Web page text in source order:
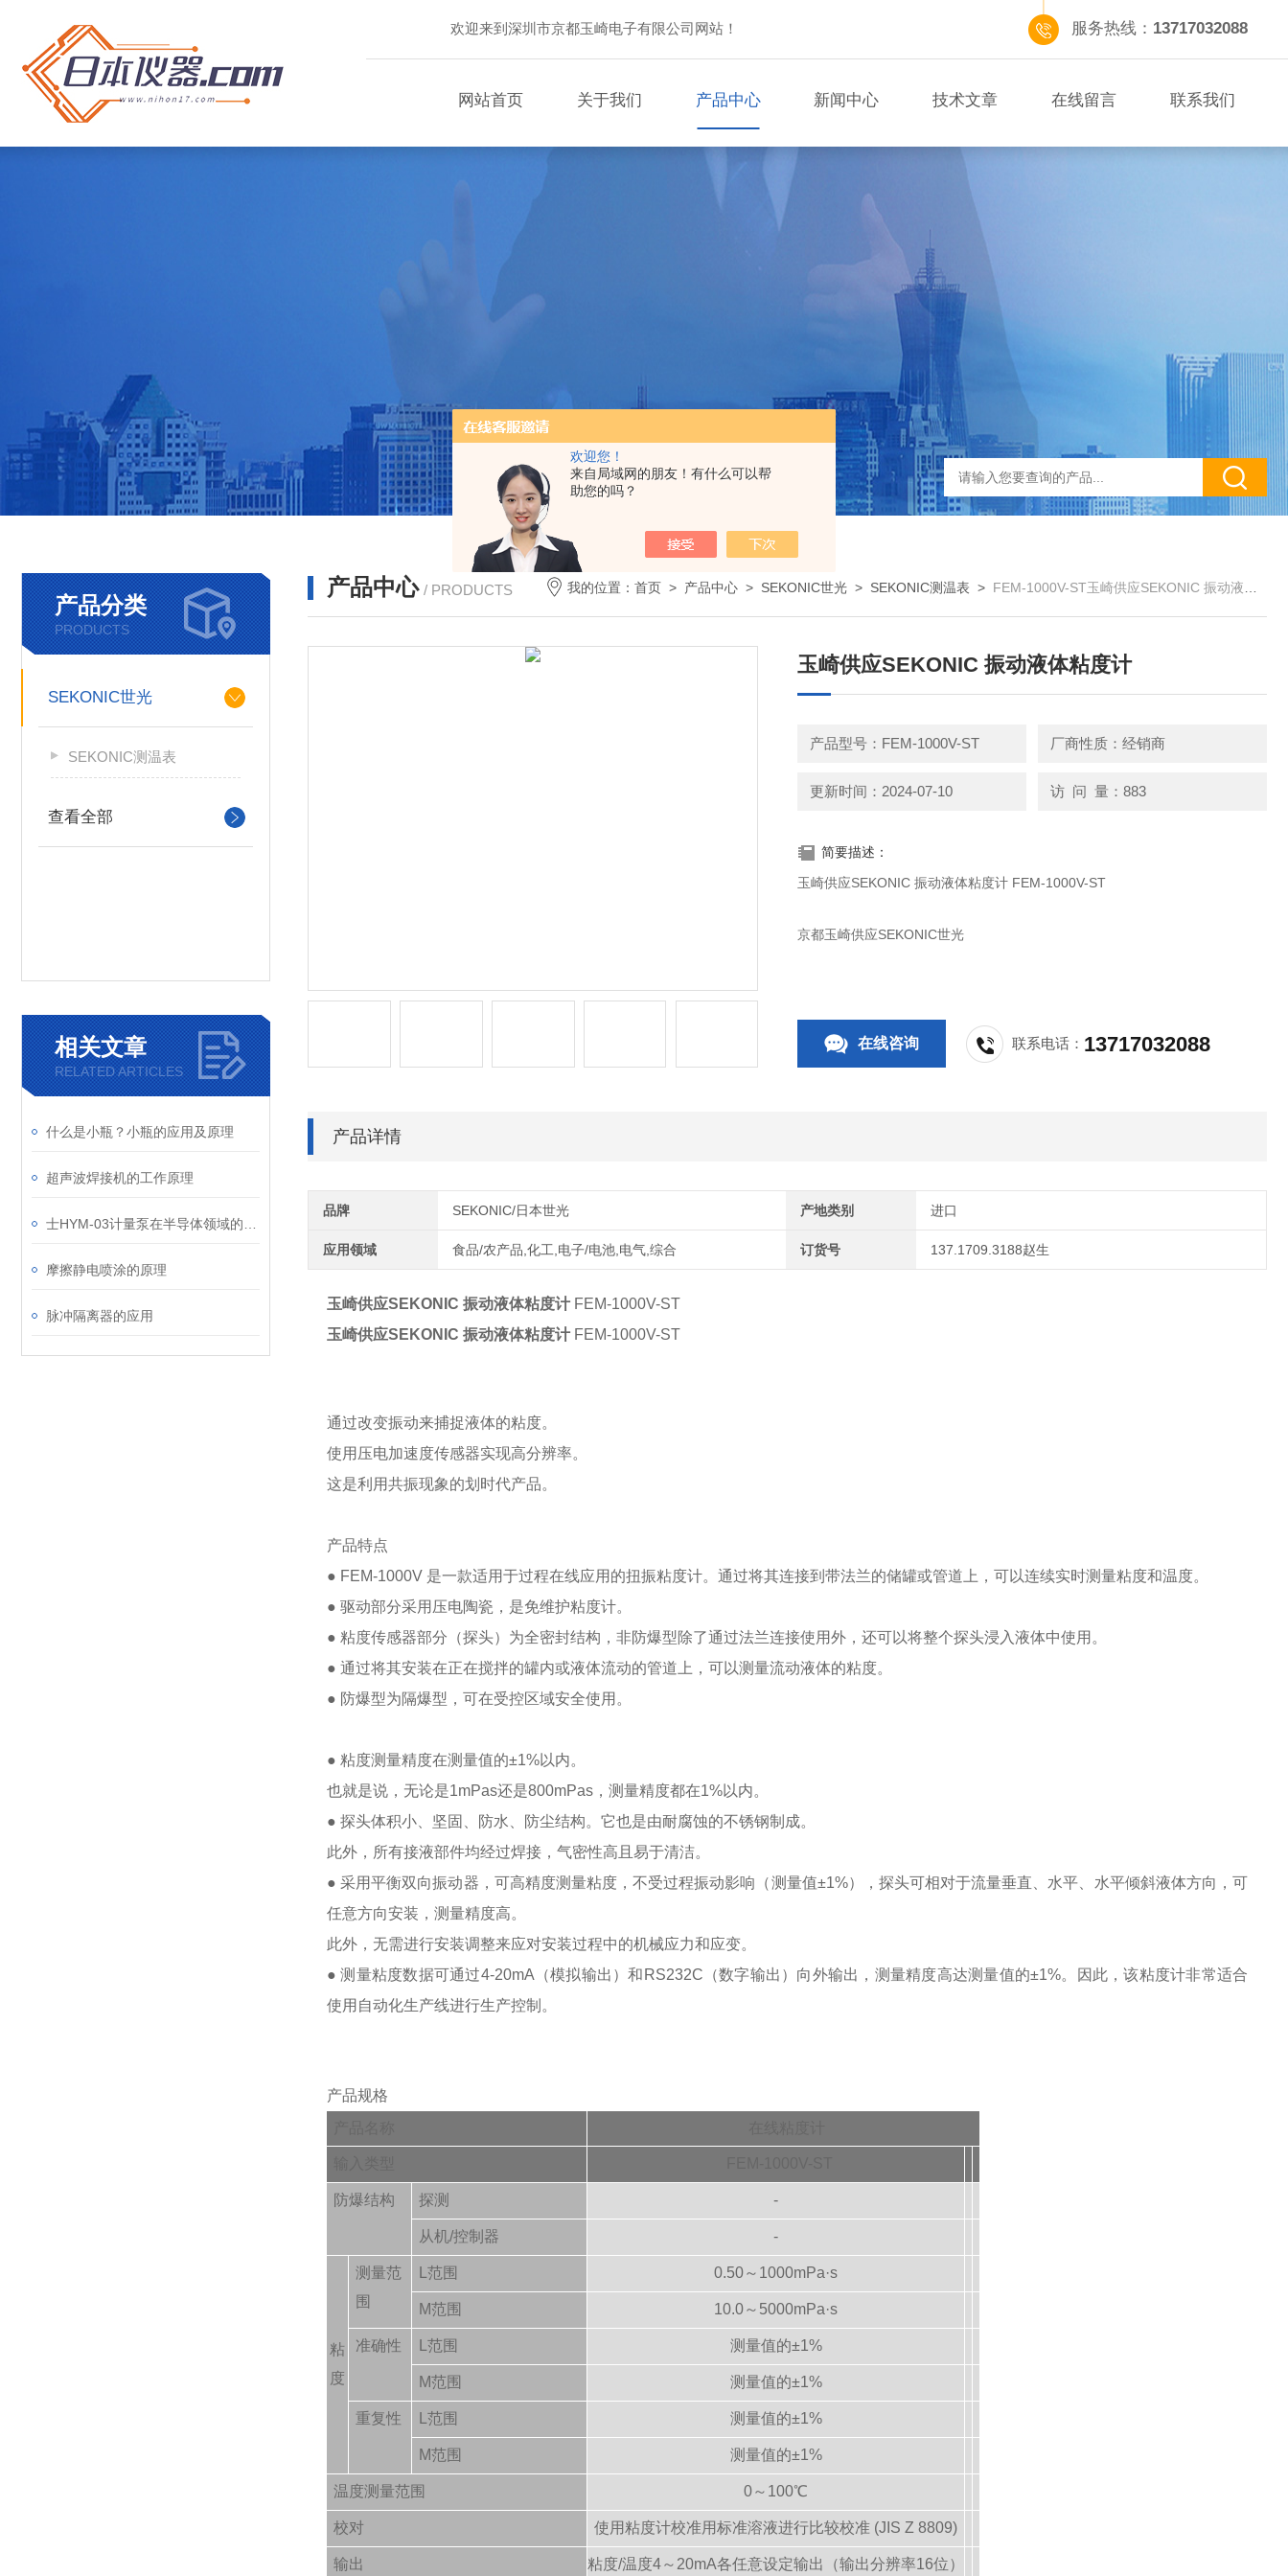
欢迎您！
来自局域网的朋友！有什么可以帮
助您的吗？
欢迎来到深圳市京都玉崎电子有限公司网站！ 服务热线： 13717032088
网站首页 关于我们 产品中心 新闻中心 技术文章 在线留言 联系我们
产品分类
PRODUCTS
SEKONIC世光
SEKONIC测温表
查看全部
相关文章
RELATED ARTICLES
什么是小瓶？小瓶的应用及原理
超声波焊接机的工作原理
摩擦静电喷涂的原理
脉冲隔离器的应用
产品中心 / PRODUCTS 我的位置：首页 > 产品中心 > SEKONIC世光 > SEKONIC测温表 > FEM-1000V-ST玉崎供应SEKONIC 振动液体粘度计
玉崎供应SEKONIC 振动液体粘度计
产品型号：FEM-1000V-ST 厂商性质：经销商
更新时间：2024-07-10 访 问 量：883
简要描述：
玉崎供应SEKONIC 振动液体粘度计 FEM-1000V-ST
京都玉崎供应SEKONIC世光
在线咨询 联系电话： 13717032088
产品详情
品牌 SEKONIC/日本世光 产地类别 进口
应用领域 食品/农产品,化工,电子/电池,电气,综合 订货号 137.1709.3188赵生
玉崎供应SEKONIC 振动液体粘度计 FEM-1000V-ST
玉崎供应SEKONIC 振动液体粘度计 FEM-1000V-ST
通过改变振动来捕捉液体的粘度。
使用压电加速度传感器实现高分辨率。
这是利用共振现象的划时代产品。
产品特点
● FEM-1000V 是一款适用于过程在线应用的扭振粘度计。通过将其连接到带法兰的储罐或管道上，可以连续实时测量粘度和温度。
● 驱动部分采用压电陶瓷，是免维护粘度计。
● 粘度传感器部分（探头）为全密封结构，非防爆型除了通过法兰连接使用外，还可以将整个探头浸入液体中使用。
● 通过将其安装在正在搅拌的罐内或液体流动的管道上，可以测量流动液体的粘度。
● 防爆型为隔爆型，可在受控区域安全使用。
● 粘度测量精度在测量值的±1%以内。
也就是说，无论是1mPas还是800mPas，测量精度都在1%以内。
● 探头体积小、坚固、防水、防尘结构。它也是由耐腐蚀的不锈钢制成。
此外，所有接液部件均经过焊接，气密性高且易于清洁。
● 采用平衡双向振动器，可高精度测量粘度，不受过程振动影响（测量值±1%），探头可相对于流量垂直、水平、水平倾斜液体方向，可
任意方向安装，测量精度高。
此外，无需进行安装调整来应对安装过程中的机械应力和应变。
● 测量粘度数据可通过4-20mA（模拟输出）和RS232C（数字输出）向外输出，测量精度高达测量值的±1%。因此，该粘度计非常适合
使用自动化生产线进行生产控制。
产品规格
防爆结构 探测 -
从机/控制器 -
粘
度
测量范
围
L范围 0.50～1000mPa·s
M范围 10.0～5000mPa·s
准确性 L范围 测量值的±1%
M范围 测量值的±1%
重复性 L范围 测量值的±1%
M范围 测量值的±1%
温度测量范围 0～100℃
校对 使用粘度计校准用标准溶液进行比较校准 (JIS Z 8809)
输出
粘度/温度4～20mA各任意设定输出（输出分辨率16位）